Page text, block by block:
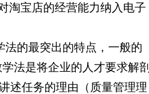
淘宝店的经营能力纳入电子
法的最突出的特点，一般的
学法是将企业的人才要求解剖
述任务的理由（质量管理理